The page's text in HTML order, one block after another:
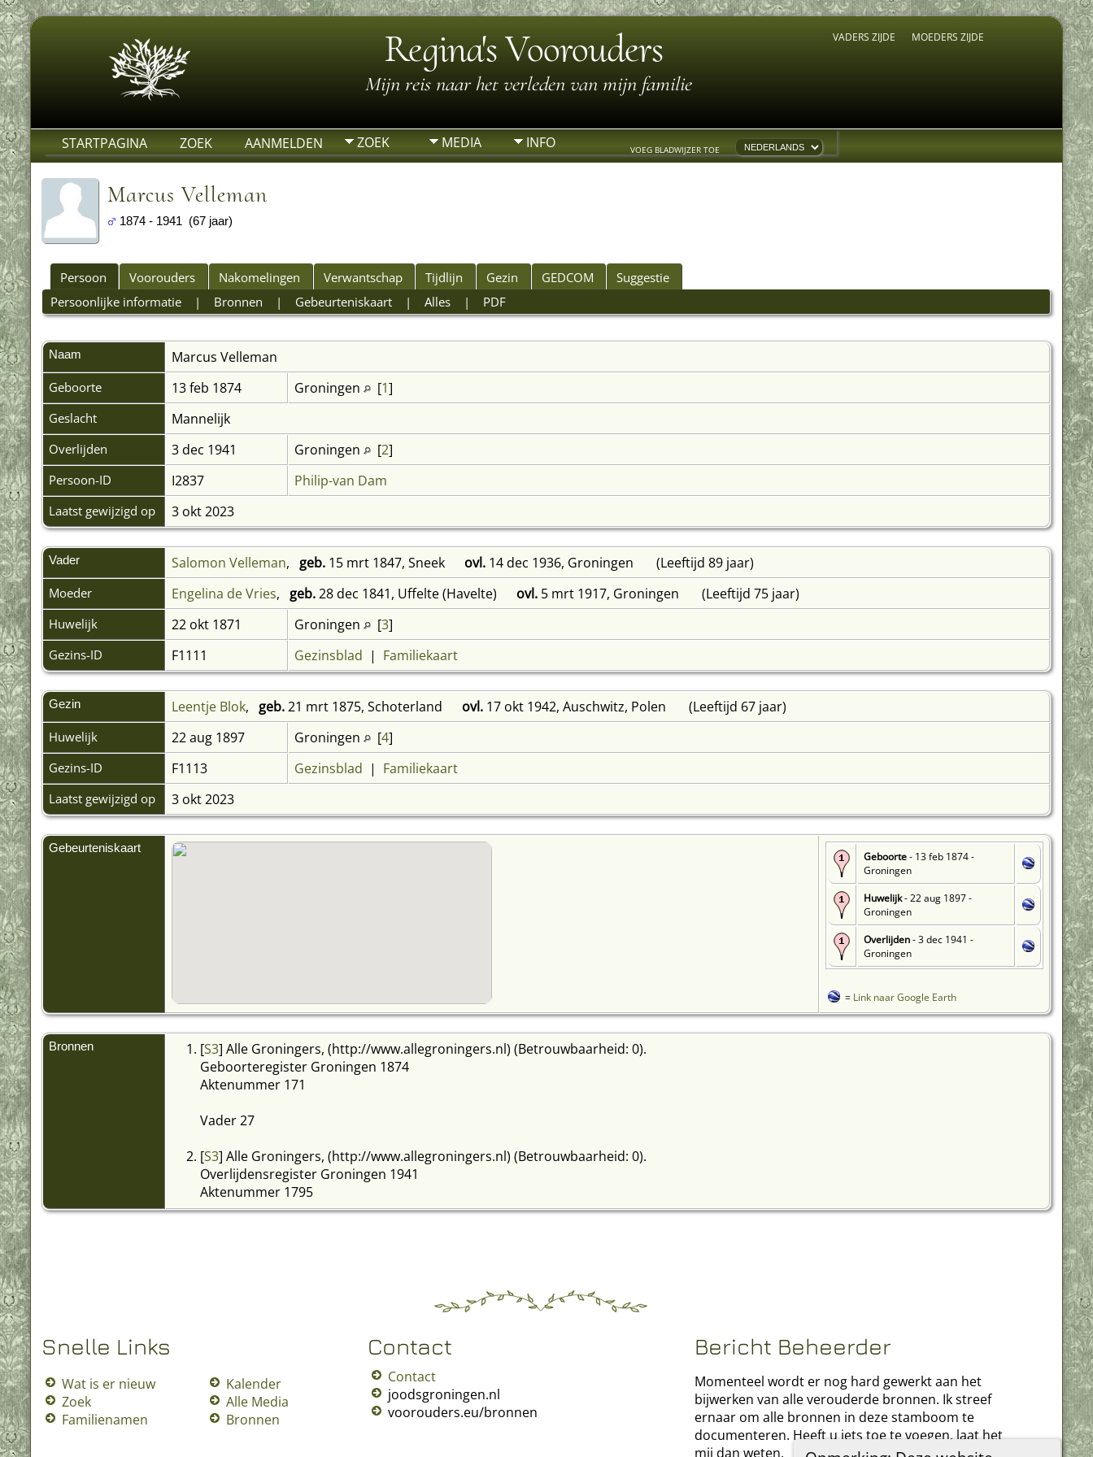
Regina's Voorouders
Mijn reis naar het verleden van mijn familie
VADERS ZIJDE MOEDERS ZIJDE
STARTPAGINA ZOEK AANMELDEN ZOEK MEDIA INFO VOEG BLADWIJZER TOE
Marcus Velleman
1874 - 1941 (67 jaar)
Persoon Voorouders Nakomelingen Verwantschap Tijdlijn Gezin GEDCOM
Suggestie
Persoonlijke informatie| Bronnen | Gebeurteniskaart| Alles| PDF
Naam Marcus Velleman
Geboorte 13 feb 1874 Groningen [1]
Geslacht Mannelijk
Overlijden 3 dec 1941 Groningen [2]
Persoon-ID I2837 Philip-van Dam
Laatst gewijzigd op 3 okt 2023
Vader Salomon Velleman, geb.15 mrt 1847, Sneek ovl.14 dec 1936, Groningen (Leeftijd 89 jaar)
Moeder Engelina de Vries, geb.28 dec 1841, Uffelte (Havelte) ovl.5 mrt 1917, Groningen (Leeftijd 75 jaar)
Huwelijk 22 okt 1871 Groningen [3]
Gezins-ID F1111 Gezinsblad | Familiekaart
Gezin Leentje Blok, geb.21 mrt 1875, Schoterland ovl.17 okt 1942, Auschwitz, Polen (Leeftijd 67 jaar)
Huwelijk 22 aug 1897 Groningen [4]
Gezins-ID F1113 Gezinsblad | Familiekaart
Laatst gewijzigd op 3 okt 2023
Gebeurteniskaart
Geboorte- 13 feb 1874 -
Groningen
Huwelijk- 22 aug 1897 -
Groningen
Overlijden- 3 dec 1941 -
Groningen
= Link naar Google Earth
Bronnen [S3] Alle Groningers, (http://www.allegroningers.nl) (Betrouwbaarheid: 0).
Geboorteregister Groningen 1874
Aktenummer 171
Vader 27
[S3] Alle Groningers, (http://www.allegroningers.nl) (Betrouwbaarheid: 0).
Overlijdensregister Groningen 1941
Aktenummer 1795
] Alle Groningers, (http://www.allegroningers.nl) (Betrouwbaarheid: 0).
bruidegom 23 jaar; bruid 22 jaar
Snelle Links
Wat is er nieuw
Zoek
Familienamen
Kalender
Alle Media
Bronnen
Contact
Contact
joodsgroningen.nl
voorouders.eu/bronnen
Bericht Beheerder
Momenteel wordt er nog hard gewerkt aan het
bijwerken van alle verouderde bronnen. Ik streef
ernaar om alle bronnen in deze stamboom te
documenteren. Heeft u iets toe te voegen, laat het
mij dan weten.